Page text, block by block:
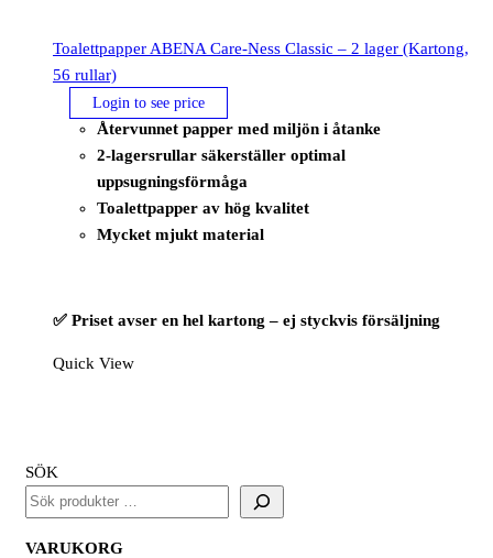
Toalettpapper ABENA Care-Ness Classic – 2 lager (Kartong,
56 rullar)
Login to see price
Återvunnet papper med miljön i åtanke
2-lagersrullar säkerställer optimal
uppsugningsförmåga
Toalettpapper av hög kvalitet
Mycket mjukt material
✅ Priset avser en hel kartong – ej styckvis försäljning
Quick View
SÖK
VARUKORG